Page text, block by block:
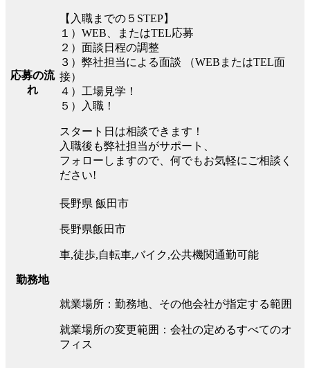
応募の流
れ
【入職までの５STEP】
１）WEB、またはTEL応募
２）面談日程の調整
３）弊社担当による面談 （WEBまたはTEL面
接）
４）工場見学！
５）入職！
スタート日は相談できます！
入職後も弊社担当がサポート、
フォローしますので、何でもお気軽にご相談く
ださい!
勤務地
長野県 飯田市
長野県飯田市
車,徒歩,自転車,バイク,公共機関通勤可能
就業場所：勤務地、その他会社が指定する範囲
就業場所の変更範囲：会社の定めるすべてのオ
フィス